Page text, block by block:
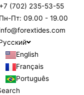
(702) 235-53-55
Пт: 09.00 - 19.00
English
Français
Português